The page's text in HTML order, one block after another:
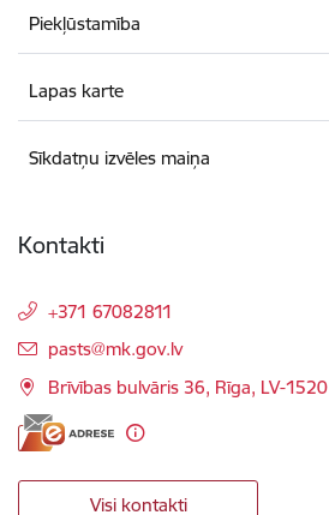
Piekļūstamība
Lapas karte
Sīkdatņu izvēles maiņa
Kontakti
+371 67082811
E-pasts:
pasts@mk.gov.lv
Brīvības bulvāris 36, Rīga, LV-1520
Visi kontakti